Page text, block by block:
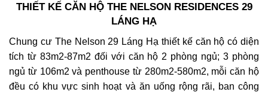
THIẾT KẾ CĂN HỘ THE NELSON RESIDENCES 29
LÁNG HẠ
Chung cư The Nelson 29 Láng Hạ thiết kế căn hộ có diện
tích từ 83m2-87m2 đối với căn hộ 2 phòng ngủ; 3 phòng
ngủ từ 106m2 và penthouse từ 280m2-580m2, mỗi căn hộ
đều có khu vực sinh hoạt và ăn uống rộng rãi, ban công